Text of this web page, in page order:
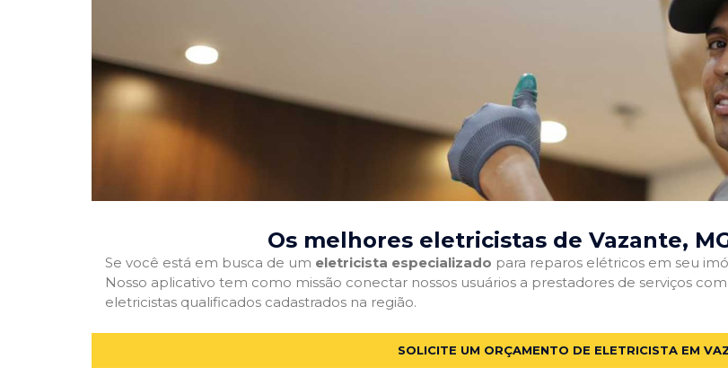
Os melhores eletricistas de Vazante,
Se você está em busca de um eletricista especializado para reparos elétricos em seu
Nosso aplicativo tem como missão conectar nossos usuários a prestadores de serviços
eletricistas qualificados cadastrados na região.
SOLICITE UM ORÇAMENTO DE ELETRICISTA EM